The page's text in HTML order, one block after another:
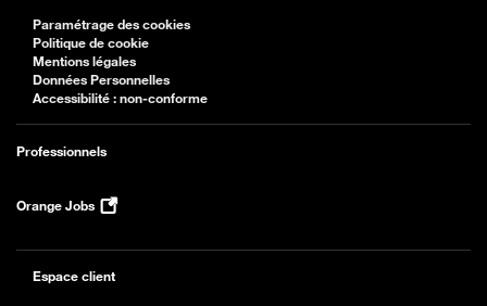
Paramétrage des cookies
Politique de cookie
Mentions légales
Données Personnelles
Accessibilité : non-conforme
Professionnels
Orange Jobs
Espace client